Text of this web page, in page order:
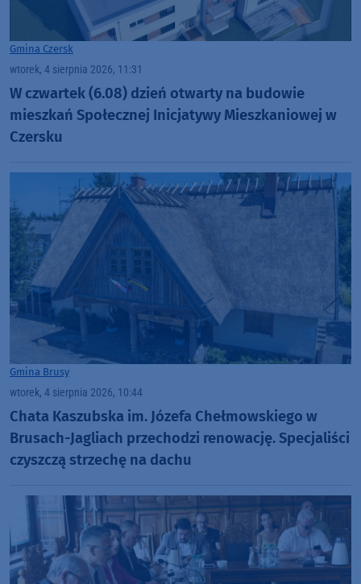
Gmina Czersk
wtorek, 4 sierpnia 2026, 11:31
W czwartek (6.08) dzień otwarty na budowie
mieszkań Społecznej Inicjatywy Mieszkaniowej w
Czersku
Gmina Brusy
wtorek, 4 sierpnia 2026, 10:44
Chata Kaszubska im. Józefa Chełmowskiego w
Brusach-Jagliach przechodzi renowację. Specjaliści
czyszczą strzechę na dachu